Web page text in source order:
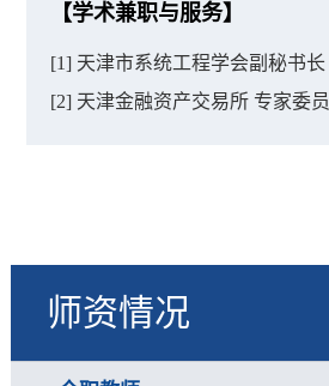
【学术兼职与服务】
[1] 天津市系统工程学会副秘书长
[2] 天津金融资产交易所 专家委员
师资情况